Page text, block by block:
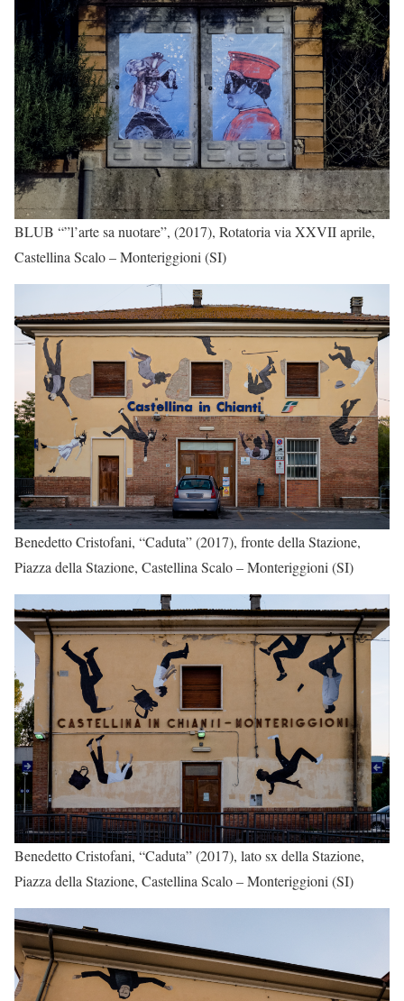
BLUB “”l’arte sa nuotare”, (2017), Rotatoria via XXVII aprile,
Castellina Scalo – Monteriggioni (SI)
Benedetto Cristofani, “Caduta” (2017), fronte della Stazione,
Piazza della Stazione, Castellina Scalo – Monteriggioni (SI)
Benedetto Cristofani, “Caduta” (2017), lato sx della Stazione,
Piazza della Stazione, Castellina Scalo – Monteriggioni (SI)